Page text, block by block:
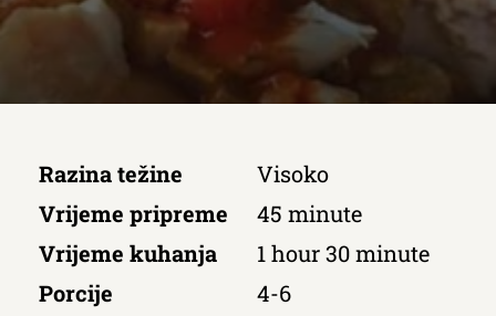
Razina težine
Visoko
Vrijeme pripreme
45 minute
Vrijeme kuhanja
1 hour 30 minute
Porcije
4-6